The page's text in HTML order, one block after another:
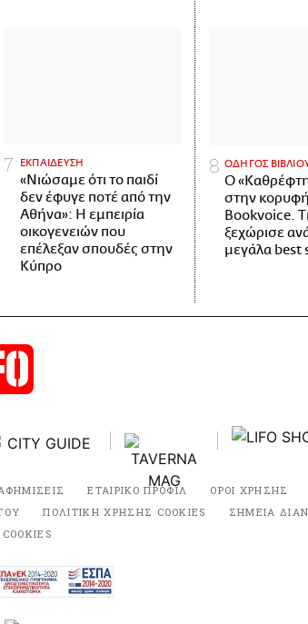
ΕΚΠΑΙΔΕΥΣΗ
«Νιώσαμε ότι το παιδί
δεν έφυγε ποτέ από την
Αθήνα»: Η εμπειρία
οικογενειών που
επέλεξαν σπουδές στην
Κύπρο
ΟΔΗΓΟΣ
Ο
στην
Bookvoice.
ξεχώρισε
μεγάλα best
ΕΤΑΙΡΙΚΟ ΠΡΟΦΙΛ
ΟΡΟΙ ΧΡΗΣΗΣ
ΠΟΛΙΤΙΚΗ ΧΡΗΣΗΣ COOKIES
ΣΗΜΕΙΑ